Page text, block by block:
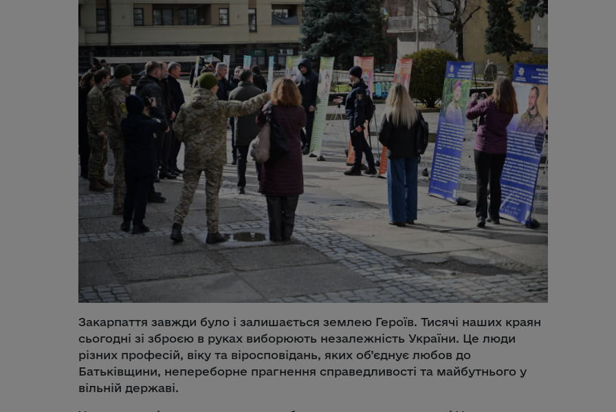
Закарпаття завжди було і залишається землею Героїв. Тисячі наших краян
сьогодні зі зброєю в руках виборюють незалежність України. Це люди
різних професій, віку та віросповідань, яких об’єднує любов до
Батьківщини, непереборне прагнення справедливості та майбутнього у
вільній державі.